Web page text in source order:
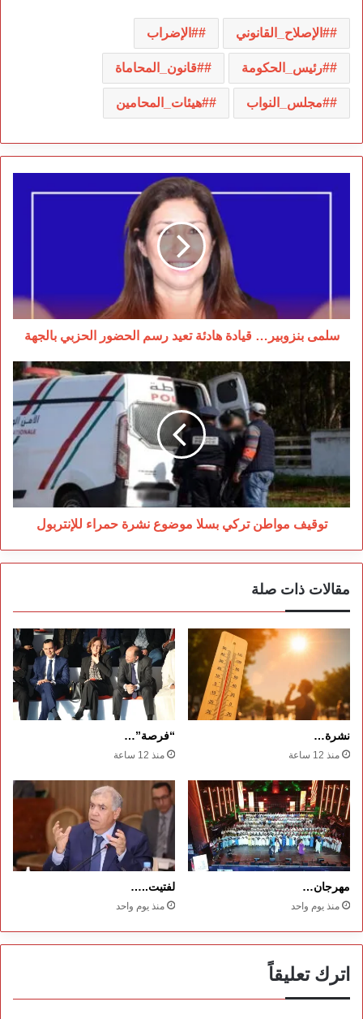
#الإصلاح_القانوني #الإضراب
#رئيس_الحكومة #قانون_المحاماة
#مجلس_النواب #هيئات_المحامين
سلمى
بنزوبير…
الحزبي
بالجهة
سلمى بنزوبير… قيادة هادئة تعيد رسم الحضور الحزبي بالجهة
توقيف
مواطن
تركي
بسلا
موضوع
نشرة
حمراء
للإنتربول
توقيف مواطن تركي بسلا موضوع نشرة حمراء للإنتربول
مقالات ذات صلة
نشرة…
منذ 12 ساعة
“فرصة”…
منذ 12 ساعة
مهرجان…
منذ يوم واحد
لفتيت..…
منذ يوم واحد
اترك تعليقاً